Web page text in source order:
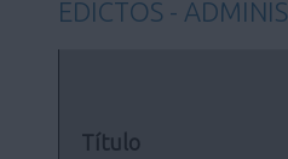
EDICTOS -
Título